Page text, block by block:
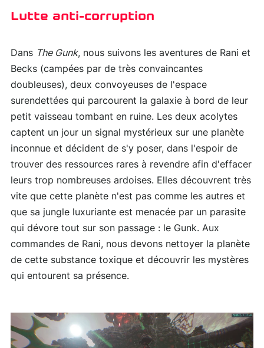
Lutte anti-corruption
Dans The Gunk, nous suivons les aventures de Rani et
Becks (campées par de très convaincantes
doubleuses), deux convoyeuses de l'espace
surendettées qui parcourent la galaxie à bord de leur
petit vaisseau tombant en ruine. Les deux acolytes
captent un jour un signal mystérieux sur une planète
inconnue et décident de s'y poser, dans l'espoir de
trouver des ressources rares à revendre afin d'effacer
leurs trop nombreuses ardoises. Elles découvrent très
vite que cette planète n'est pas comme les autres et
que sa jungle luxuriante est menacée par un parasite
qui dévore tout sur son passage : le Gunk. Aux
commandes de Rani, nous devons nettoyer la planète
de cette substance toxique et découvrir les mystères
qui entourent sa présence.